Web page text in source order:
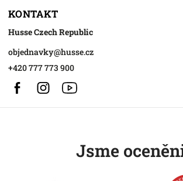
KONTAKT
Husse Czech Republic
objednavky@husse.cz
+420 777 773 900
FacebookInstagram
Jsme